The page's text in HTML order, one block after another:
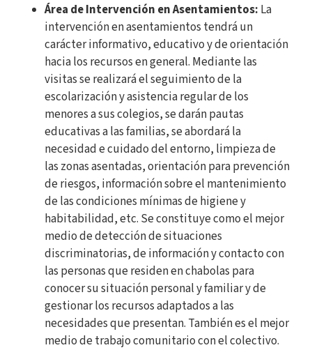
Área de Intervención en Asentamientos: La
intervención en asentamientos tendrá un
carácter informativo, educativo y de orientación
hacia los recursos en general. Mediante las
visitas se realizará el seguimiento de la
escolarización y asistencia regular de los
menores a sus colegios, se darán pautas
educativas a las familias, se abordará la
necesidad e cuidado del entorno, limpieza de
las zonas asentadas, orientación para prevención
de riesgos, información sobre el mantenimiento
de las condiciones mínimas de higiene y
habitabilidad, etc. Se constituye como el mejor
medio de detección de situaciones
discriminatorias, de información y contacto con
las personas que residen en chabolas para
conocer su situación personal y familiar y de
gestionar los recursos adaptados a las
necesidades que presentan. También es el mejor
medio de trabajo comunitario con el colectivo.